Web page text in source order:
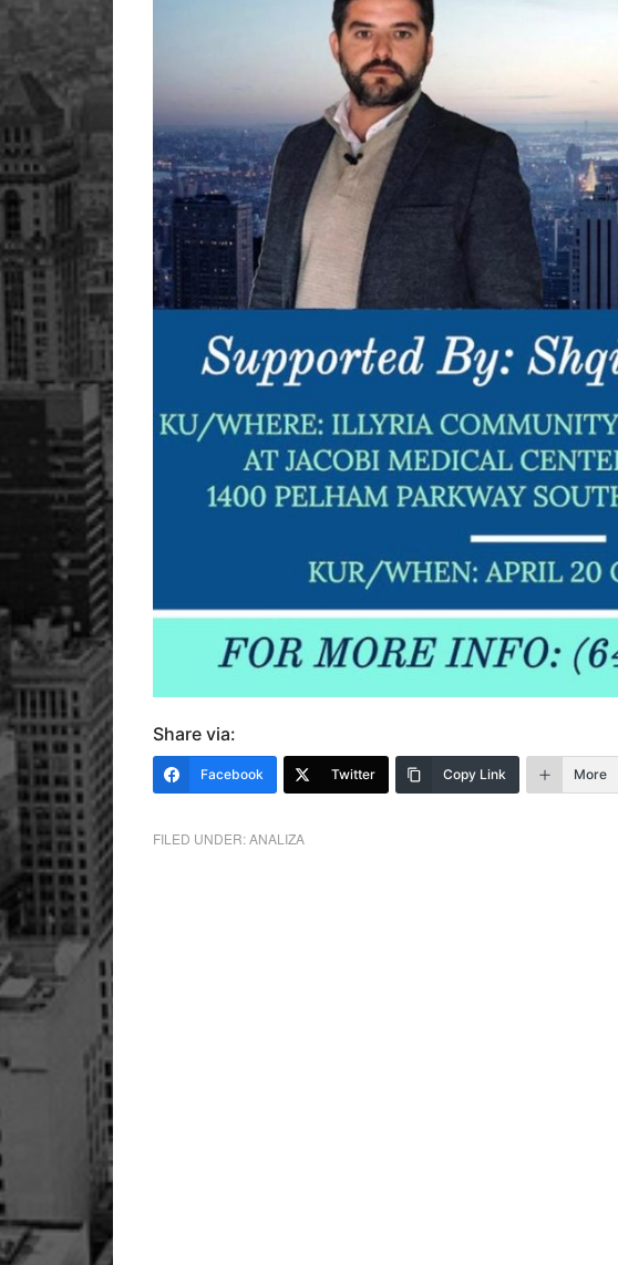
Share via:
Facebook Twitter Copy Link More
FILED UNDER:ANALIZA